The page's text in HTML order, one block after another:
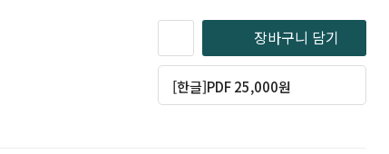
장바구니 담기
[한글]PDF 25,000원